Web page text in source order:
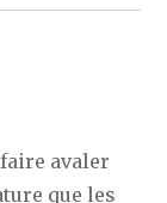
avaler
que les